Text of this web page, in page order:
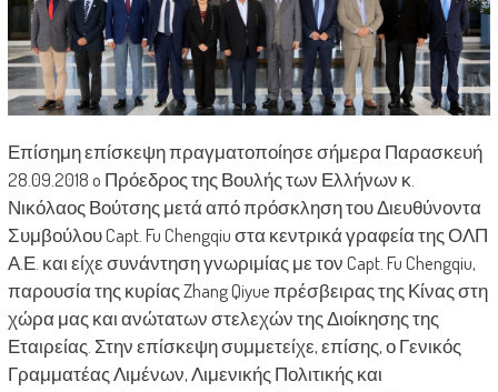
Επίσημη επίσκεψη πραγματοποίησε σήμερα Παρασκευή
28.09.2018 o Πρόεδρος της Βουλής των Ελλήνων κ.
Νικόλαος Βούτσης μετά από πρόσκληση του Διευθύνοντα
Συμβούλου Capt. Fu Chengqiu στα κεντρικά γραφεία της ΟΛΠ
Α.Ε. και είχε συνάντηση γνωριμίας με τον Capt. Fu Chengqiu,
παρουσία της κυρίας Zhang Qiyue πρέσβειρας της Κίνας στη
χώρα μας και ανώτατων στελεχών της Διοίκησης της
Εταιρείας. Στην επίσκεψη συμμετείχε, επίσης, ο Γενικός
Γραμματέας Λιμένων, Λιμενικής Πολιτικής και